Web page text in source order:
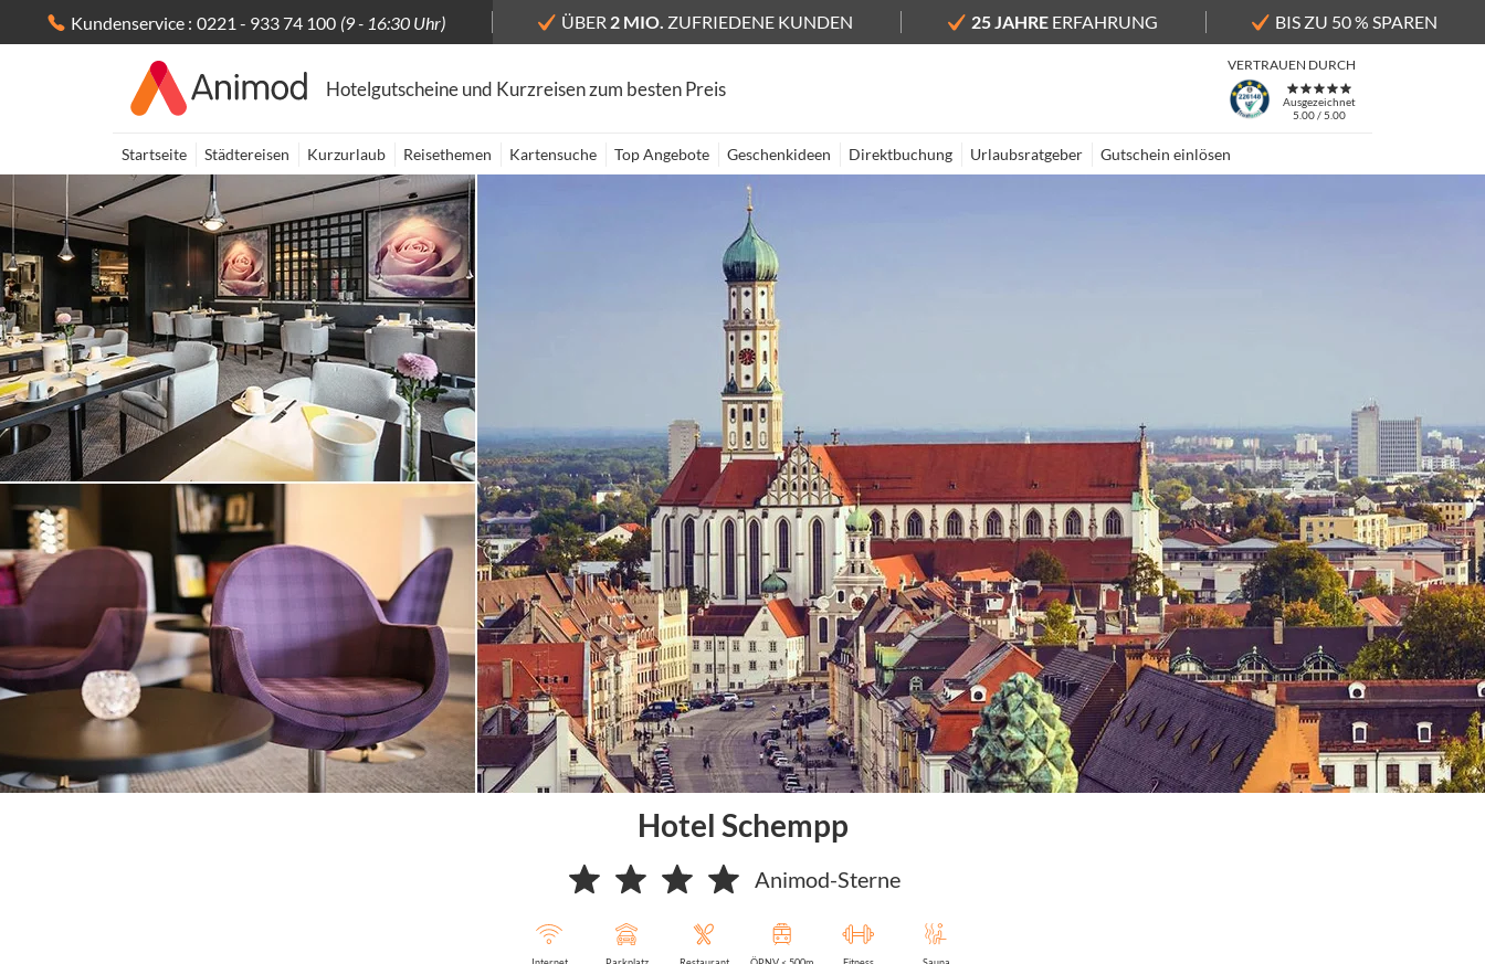
Kundenservice : 0221 - 933 74 100 (9 - 16:30 Uhr) ÜBER 2 MIO. ZUFRIEDENE KUNDEN 25 JAHREERFAHRUNG BIS ZU 50 % SPAREN
Hotelgutscheine und Kurzreisen zum besten Preis
VERTRAUEN DURCH
Ausgezeichnet
5.00 / 5.00
Startseite Städtereisen Kurzurlaub Reisethemen Kartensuche Top Angebote Geschenkideen Direktbuchung Urlaubsratgeber Gutschein einlösen
Hotel Schempp
Animod-Sterne